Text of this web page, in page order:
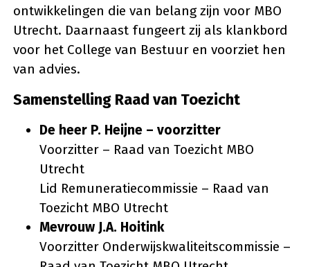
ontwikkelingen die van belang zijn voor MBO
Utrecht. Daarnaast fungeert zij als klankbord
voor het College van Bestuur en voorziet hen
van advies.
Samenstelling Raad van Toezicht
De heer P. Heijne – voorzitter
Voorzitter – Raad van Toezicht MBO
Utrecht
Lid Remuneratiecommissie – Raad van
Toezicht MBO Utrecht
Mevrouw J.A. Hoitink
Voorzitter Onderwijskwaliteitscommissie –